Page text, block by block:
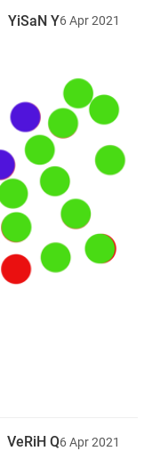
YiSaN Y6Apr2021
VeRiH Q6Apr2021